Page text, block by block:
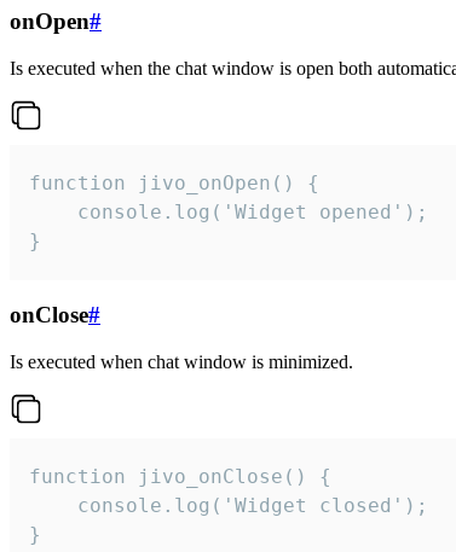
onOpen#
Is executed when the chat window is open both
function jivo_onOpen() {
    console.log('Widget opened');
}
onClose#
Is executed when chat window is minimized.
function jivo_onClose() {
    console.log('Widget closed');
}